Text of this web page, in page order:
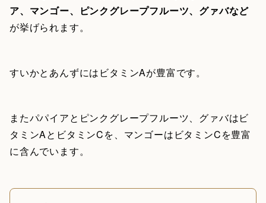
ア、マンゴー、ピンクグレープフルーツ、グァバなど
が挙げられます。
すいかとあんずにはビタミンAが豊富です。
またパパイアとピンクグレープフルーツ、グァバはビ
タミンAとビタミンCを、マンゴーはビタミンCを豊富
に含んでいます。